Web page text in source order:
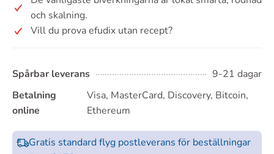
och skalning.
Vill du prova efudix utan recept?
Spårbar leverans
9-21 dagar
Betalning
online
Visa, MasterCard, Discovery, Bitcoin,
Ethereum
Gratis standard flyg postleverans för beställningar